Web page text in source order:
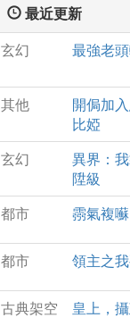
您
最近更新
玄幻
最強老
其他
開侷加
比婭
玄幻
異界：
陞級
都市 霛氣複
都市 領主之
古典架空 皇上，